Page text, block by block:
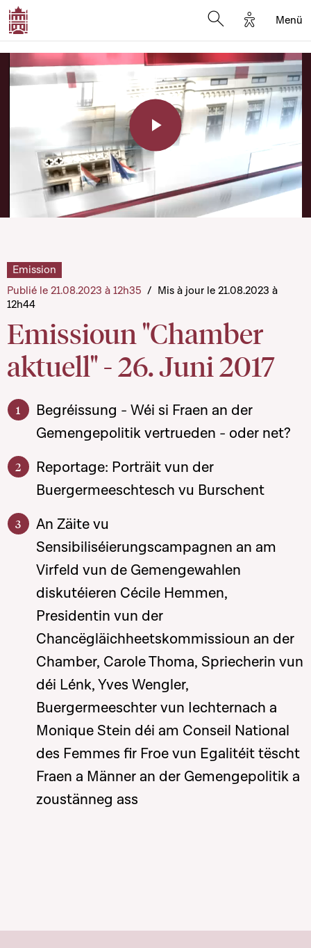
Options
Menü
Play
Emissioun "Chamber
aktuell" - 26. Juni 2017
Emission
Publié le 21.08.2023 à 12h35 / Mis à jour le 21.08.2023 à
12h44
Begréissung - Wéi si Fraen an der
Gemengepolitik vertrueden - oder net?
Reportage: Porträit vun der
Buergermeeschtesch vu Burschent
An Zäite vu
Sensibiliséierungscampagnen an am
Virfeld vun de Gemengewahlen
diskutéieren Cécile Hemmen,
Presidentin vun der
Chancëgläichheetskommissioun an der
Chamber, Carole Thoma, Spriecherin vun
déi Lénk, Yves Wengler,
Buergermeeschter vun Iechternach a
Monique Stein déi am Conseil National
des Femmes fir Froe vun Egalitéit tëscht
Fraen a Männer an der Gemengepolitik a
zoustänneg ass